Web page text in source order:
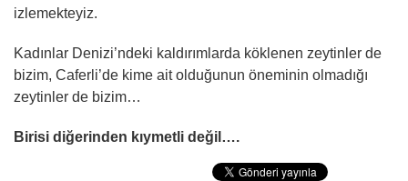
izlemekteyiz.
Kadınlar Denizi’ndeki kaldırımlarda köklenen zeytinler de
bizim, Caferli’de kime ait olduğunun öneminin olmadığı
zeytinler de bizim…
Birisi diğerinden kıymetli değil….